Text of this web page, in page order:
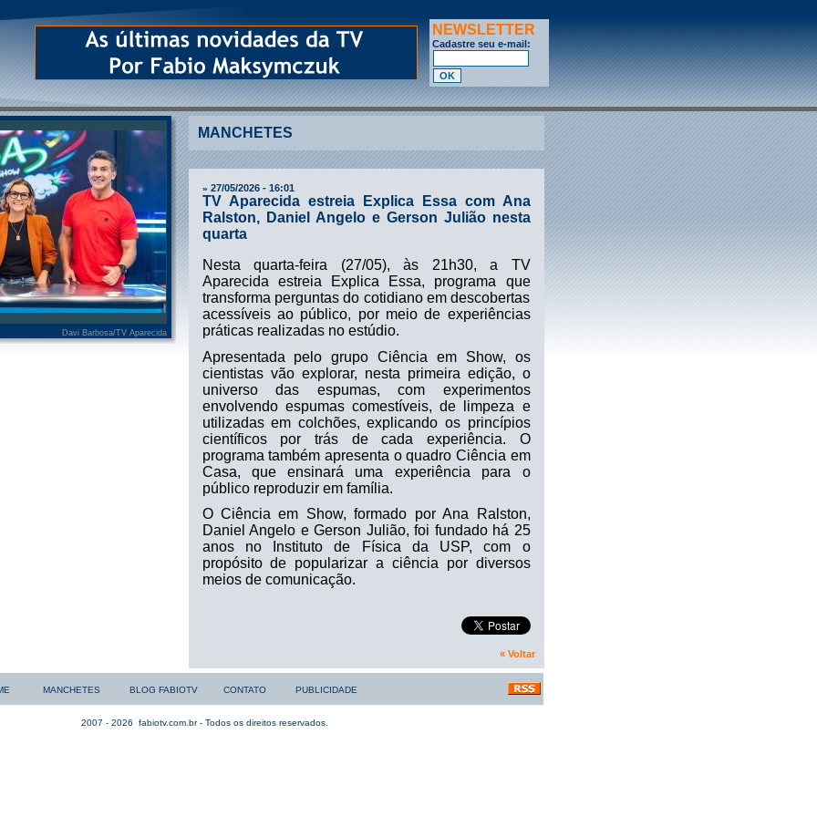
NEWSLETTER
Cadastre seu e-mail:
Davi Barbosa/TV Aparecida
MANCHETES
» 27/05/2026 - 16:01
TV Aparecida estreia Explica Essa com Ana
Ralston, Daniel Angelo e Gerson Julião nesta
quarta
Nesta quarta-feira (27/05), às 21h30, a TV
Aparecida estreia Explica Essa, programa que
transforma perguntas do cotidiano em descobertas
acessíveis ao público, por meio de experiências
práticas realizadas no estúdio.
Apresentada pelo grupo Ciência em Show, os
cientistas vão explorar, nesta primeira edição, o
universo das espumas, com experimentos
envolvendo espumas comestíveis, de limpeza e
utilizadas em colchões, explicando os princípios
científicos por trás de cada experiência. O
programa também apresenta o quadro Ciência em
Casa, que ensinará uma experiência para o
público reproduzir em família.
O Ciência em Show, formado por Ana Ralston,
Daniel Angelo e Gerson Julião, foi fundado há 25
anos no Instituto de Física da USP, com o
propósito de popularizar a ciência por diversos
meios de comunicação.
« Voltar
MANCHETES BLOG FABIOTV CONTATO PUBLICIDADE
2007 - 2026 fabiotv.com.br - Todos os direitos reservados.